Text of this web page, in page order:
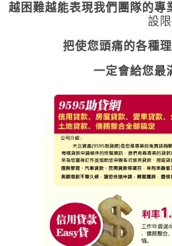
越困難越能表現我們團隊的專
設限
把使您頭痛的各種
一定會給您最